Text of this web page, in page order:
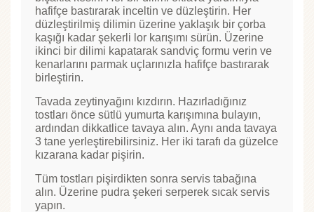
hafifçe bastırarak inceltin ve düzleştirin. Her
düzleştirilmiş dilimin üzerine yaklaşık bir çorba
kaşığı kadar şekerli lor karışımı sürün. Üzerine
ikinci bir dilimi kapatarak sandviç formu verin ve
kenarlarını parmak uçlarınızla hafifçe bastırarak
birleştirin.
Tavada zeytinyağını kızdırın. Hazırladığınız
tostları önce sütlü yumurta karışımına bulayın,
ardından dikkatlice tavaya alın. Aynı anda tavaya
3 tane yerleştirebilirsiniz. Her iki tarafı da güzelce
kızarana kadar pişirin.
Tüm tostları pişirdikten sonra servis tabağına
alın. Üzerine pudra şekeri serperek sıcak servis
yapın.